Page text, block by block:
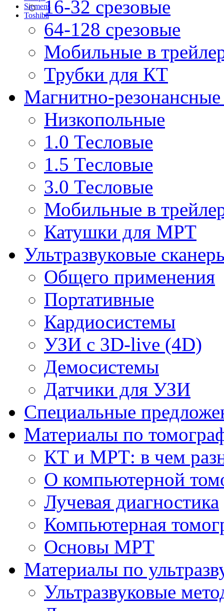
Siemens
Toshiba16-32 срезовые
64-128 срезовые
Мобильные в
Трубки для КТ
Магнитно-
Низкопольные
1.0 Тесловые
1.5 Тесловые
3.0 Тесловые
Мобильные в
Катушки для МРТ
Ультразвуковые
Общего применения
Портативные
Кардиосистемы
УЗИ с 3D-live (4D)
Демосистемы
Датчики для УЗИ
Cпециальные
Материалы по
КТ и МРТ: в чем
О компьютерной
Лучевая диагностика
Компьютерная
Основы МРТ
Материалы по
Ультразвуковые